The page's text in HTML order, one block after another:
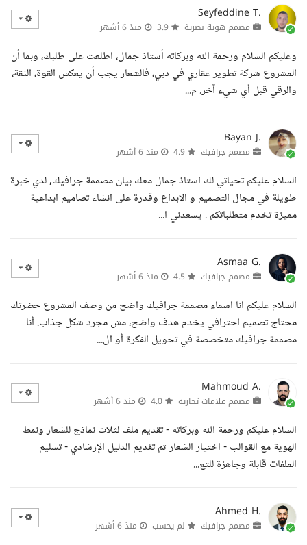
Seyfeddine T.
مصمم هوية بصرية منذ 6 أشهر
وعليكم السلام ورحمة الله وبركاته أستاذ جمال، اطلعت على طلبك، وبما أن
المشروع شركة تطوير عقاري في دبي، فالشعار يجب أن يعكس القوة، الثقة،
والرقي قبل أي شيء آخر. م...
Bayan J.
مصمم جرافيك منذ 6 أشهر
السلام عليكم تحياتي لك استاذ جمال معك بيان مصممة جرافيك, لدي خبرة
طويلة في مجال التصميم و الابداع وقدرة على انشاء تصاميم ابداعية
مميزة تخدم متطلباتكم . يسعدني ا...
Asmaa G.
مصمم جرافيك منذ 6 أشهر
السلام عليكم انا اسماء مصممة جرافيك واضح من وصف المشروع حضرتك
محتاج تصميم احترافي يخدم هدف واضح، مش مجرد شكل جذاب. أنا
مصممة جرافيك متخصصة في تحويل الفكرة أو ال...
Mahmoud A.
مصمم علامات تجارية منذ 6 أشهر
السلام عليكم ورحمة الله وبركاته - تقديم ملف لثلاث نماذج للشعار ونمط
الهوية مع القوالب - اختيار الشعار ثم تقديم الدليل الإرشادي - تسليم
الملفات قابلة وجاهزة للتع...
Ahmed H.
مصمم جرافيك لم يحسب منذ 6 أشهر